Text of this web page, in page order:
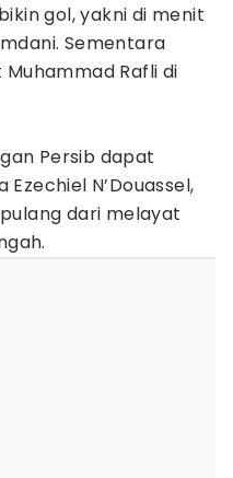
gol, yakni di menit
Sementara
Rafli di
Persib dapat
N’Douassel,
dari melayat